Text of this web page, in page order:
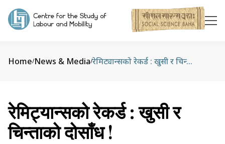
Home/News & Media/ रेमिट्यान्सको रेकर्ड : खुसी र चिन्ताको दोसाँध !
रेमिट्यान्सको रेकर्ड : खुसी र
चिन्ताको दोसाँध !